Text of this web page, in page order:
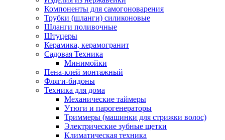
Компоненты для самогоноварения
Трубки (шланги) силиконовые
Шланги поливочные
Штуцеры
Керамика, керамогранит
Садовая Техника
Минимойки
Пена-клей монтажный
Фляги-бидоны
Техника для дома
Механические таймеры
Утюги и парогенераторы
Триммеры (машинки для стрижки волос)
Электрические зубные щетки
Климатическая техника